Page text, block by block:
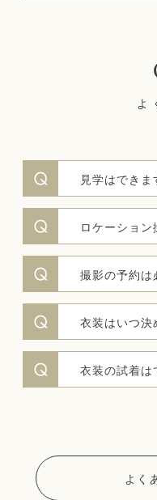
よ
見学はできま
ロケーション
撮影の予約は
衣装はいつ決
衣装の試着は
よく